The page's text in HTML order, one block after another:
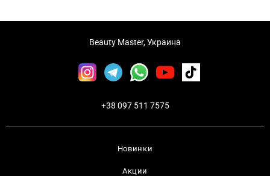
Новинки
Акции
Beauty Master, Украина
+38 097 511 7575